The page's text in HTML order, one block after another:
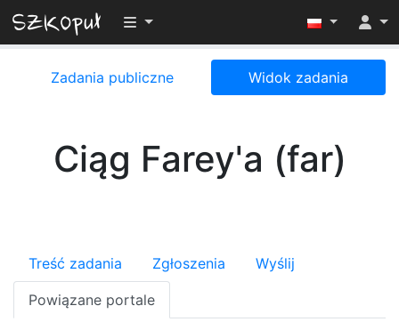
Przełącz widoczność menu
Zadania publiczne Widok zadania
Ciąg Farey'a (far)
Treść zadania Zgłoszenia Wyślij
Powiązane portale